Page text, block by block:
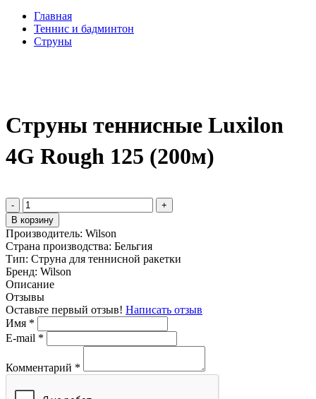
Главная
Теннис и бадминтон
Струны
Струны теннисные Luxilon
4G Rough 125 (200м)
-
+
В корзину
Производитель: Wilson
Страна производства: Бельгия
Тип: Струна для теннисной ракетки
Бренд: Wilson
Описание
Отзывы
Оставьте первый отзыв! Написать отзыв
Имя *
E-mail *
Комментарий *